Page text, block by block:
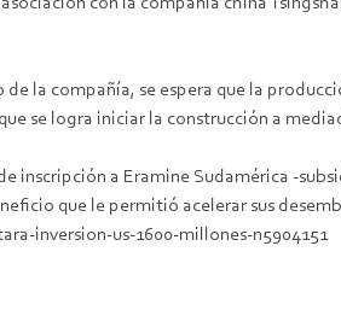
la compañía, se espera que la
se logra iniciar la construcción a
a Eramine Sudamérica -
que le permitió acelerar sus
inversion-us-1600-millones-n5904151